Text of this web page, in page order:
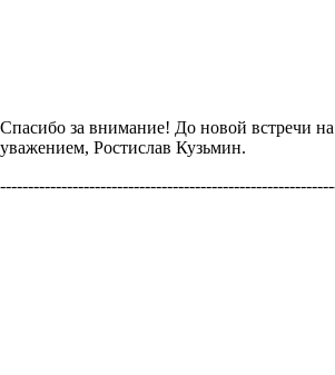
Спасибо за внимание! До новой встречи
уважением, Ростислав Кузьмин.